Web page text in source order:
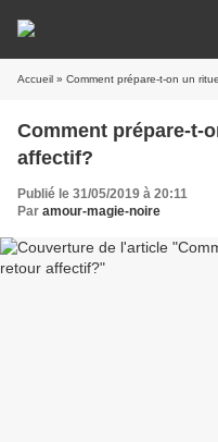
Accueil » Comment prépare-t-on un
Comment prépare-t-
affectif?
Publié le 31/05/2019 à 20:11
Par amour-magie-noire